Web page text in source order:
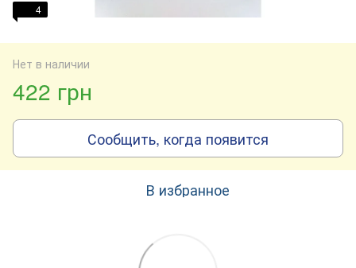
4
Нет в наличии
422 грн
Сообщить, когда появится
В избранное